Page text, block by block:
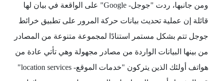
ومن جانبها، ردت "جوجل- Google" على الواقعة في بيان لها
قائلة إن عملية تحديث بيانات حركة المرور على تطبيق خرائط
جوجل تتم بشكل مستمر استنادًا لمجموعة متنوعة من المصادر
من بينها البيانات الواردة من مصادر مجهولة وهي تأتي عادة من
هواتف أولئك الذين يتركون "خدمات الموقع- location services"